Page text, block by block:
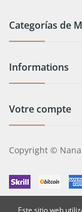
Categorías de
Informations
Votre compte
Copyright ©
Este sitio web